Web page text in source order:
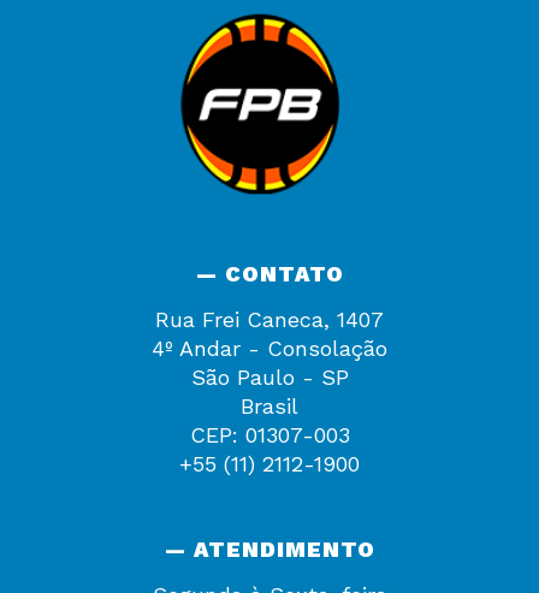
— CONTATO
Rua Frei Caneca, 1407
4º Andar - Consolação
São Paulo - SP
Brasil
CEP: 01307-003
+55 (11) 2112-1900
— ATENDIMENTO